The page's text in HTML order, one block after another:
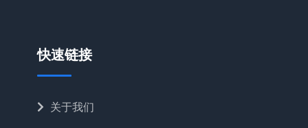
快速链接
关于我们